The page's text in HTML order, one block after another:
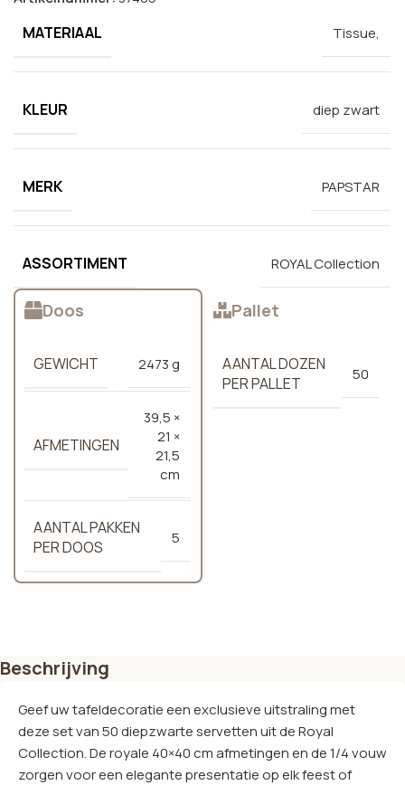
MATERIAAL Tissue,
KLEUR diep zwart
MERK PAPSTAR
ASSORTIMENT ROYAL Collection
Doos
GEWICHT 2473 g
AFMETINGEN
39,5 ×
21 ×
21,5
cm
AANTAL PAKKEN
PER DOOS
5
Pallet
AANTAL DOZEN
PER PALLET
50
Beschrijving
Geef uw tafeldecoratie een exclusieve uitstraling met
deze set van 50 diepzwarte servetten uit de Royal
Collection. De royale 40×40 cm afmetingen en de 1/4 vouw
zorgen voor een elegante presentatie op elk feest of